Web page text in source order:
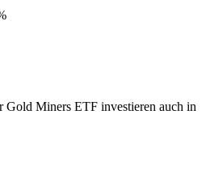
Gold Miners ETF investieren auch in